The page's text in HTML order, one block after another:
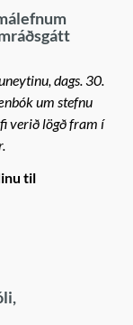
dags. 30.
um stefnu
verið lögð fram í
til